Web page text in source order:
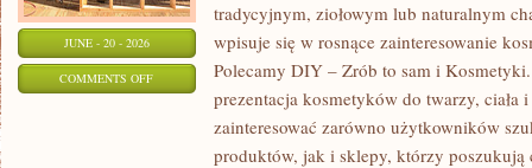
JUNE - 20 - 2026
COMMENTS OFFON
tradycyjnym, ziołowym lub naturalnym
wpisuje się w rosnące zainteresowanie
Polecamy DIY – Zrób to sam i
prezentacja kosmetyków do twarzy, ciała
zainteresować zarówno użytkowników
produktów, jak i sklepy, którzy poszukują